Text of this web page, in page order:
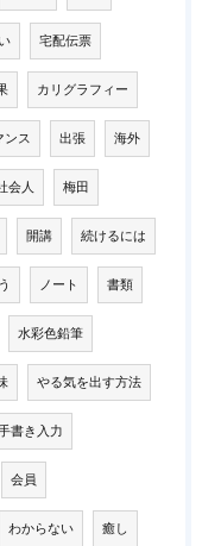
宅配伝票
カリグラフィー
ンス 出張 海外
会人 梅田
開講 続けるには
ノート 書類
水彩色鉛筆
やる気を出す方法
書き入力
会員
わからない 癒し